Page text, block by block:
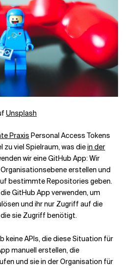
Unsplash
Praxis Personal Access Tokens
zu viel Spielraum, was diein der
wir eine GitHub App: Wir
erstellen und
bestimmte Repositories geben.
GitHub App verwenden, um
und ihr nur Zugriff auf die
sie Zugriff benötigt.
keine APIs, die diese Situation für
manuell erstellen, die
und sie in der Organisation für